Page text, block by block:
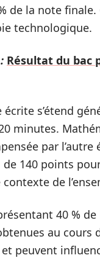
de la note
technologique.
Résultat du bac
écrite s’étend
minutes.
par l’autre
140 points
de
40 %
au cours
et peuvent